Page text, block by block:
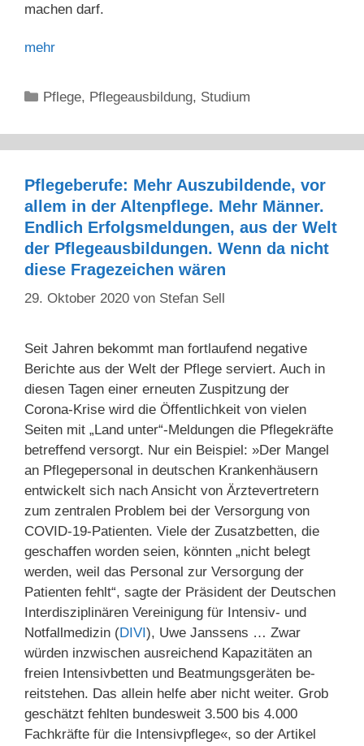
machen darf.
mehr
Kategorien
Pflege, Pflegeausbildung, Studium
Pflegeberufe: Mehr Auszubildende, vor
allem in der Altenpflege. Mehr Männer.
Endlich Erfolgsmeldungen, aus der Welt
der Pflegeausbildungen. Wenn da nicht
diese Fragezeichen wären
29. Oktober 2020 von Stefan Sell
Seit Jahren bekommt man fortlaufend negative
Berichte aus der Welt der Pflege serviert. Auch in
diesen Tagen einer erneuten Zuspitzung der
Corona-Krise wird die Öffentlichkeit von vielen
Seiten mit „Land unter“-Meldungen die Pflegekräfte
betreffend versorgt. Nur ein Beispiel: »Der Mangel
an Pflegepersonal in deutschen Krankenhäusern
entwickelt sich nach Ansicht von Ärztevertretern
zum zentralen Problem bei der Versorgung von
COVID-19-Patienten. Viele der Zusatzbetten, die
geschaffen worden seien, könnten „nicht belegt
werden, weil das Personal zur Versorgung der
Patienten fehlt“, sagte der Präsident der Deutschen
Inter­disziplinären Vereinigung für Intensiv- und
Notfallmedizin (DIVI), Uwe Janssens … Zwar
würden in­zwischen ausreichend Kapazitäten an
freien Intensivbetten und Beatmungsgeräten be­
reitstehen. Das allein helfe aber nicht weiter. Grob
geschätzt fehlten bundesweit 3.500 bis 4.000
Fachkräfte für die Intensivpflege«, so der Artikel